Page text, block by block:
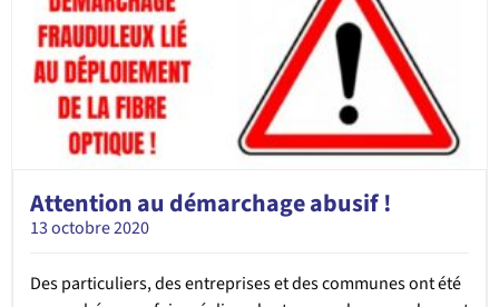
Attention au démarchage abusif !
13 octobre 2020
Des particuliers, des entreprises et des communes ont été